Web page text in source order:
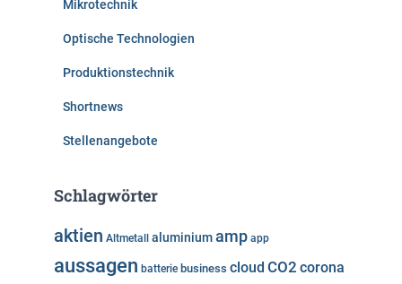
Mikrotechnik
Optische Technologien
Produktionstechnik
Shortnews
Stellenangebote
Schlagwörter
aktien Altmetall aluminiumamp app
aussagen batterie business cloud CO2 corona